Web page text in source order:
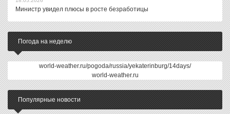
Министр увидел плюсы в росте безработицы
Погода на неделю
world-weather.ru/pogoda/russia/yekaterinburg/14days/
world-weather.ru
Популярные новости